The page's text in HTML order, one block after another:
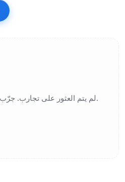
لم يتم العثور على تجارب. جرّب تغيير الفلاتر أو عد لاحقًا.